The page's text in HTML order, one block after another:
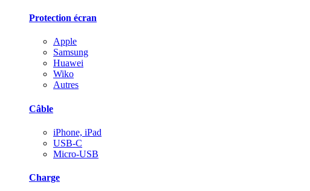
Protection écran
Apple
Samsung
Huawei
Wiko
Autres
Câble
iPhone, iPad
USB-C
Micro-USB
Charge